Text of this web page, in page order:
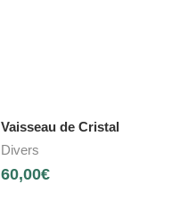
Vaisseau de Cristal
Divers
60,00€